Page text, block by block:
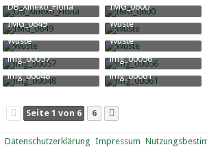
DB_Xineko_Fiona
Xine-29. April 2020
37.048
IMG_0600
Kinman-26. Juli 2018
47.542
IMG_0649
Kinman-26. Juli 2018
20.787
Wüste
RiaStarchild-9. Januar
15.216
Wüste
RiaStarchild-9. Januar 2018
15.231
Wüste
RiaStarchild-9. Januar
15.310
img_00057
Kinman-9. Januar 2018
15.947
img_00056
Kinman-9. Januar 2018
17.676
img_00048
Kinman-9. Januar 2018
img_00061
Kinman-9. Januar 2018
Seite 1 von 6 6
Datenschutzerklärung Impressum